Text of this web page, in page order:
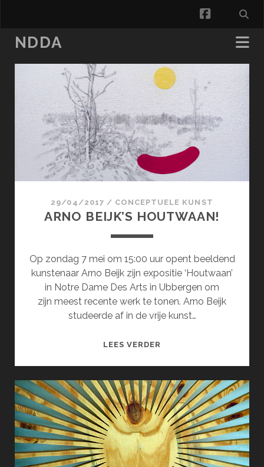
facebook
NDDA
NDDA
Posts
29/04/2017 / CONCEPTUELE KUNST
ARNO BEIJK’S HOUTWAAN!
Op zondag 7 mei om 15:00 uur opent beeldend
kunstenaar Arno Beijk zijn expositie ‘Houtwaan’
in Notre Dame Des Arts in Ubbergen om
zijn meest recente werk te tonen. Arno Beijk
studeerde af in de vrije kunst…
LEES VERDER